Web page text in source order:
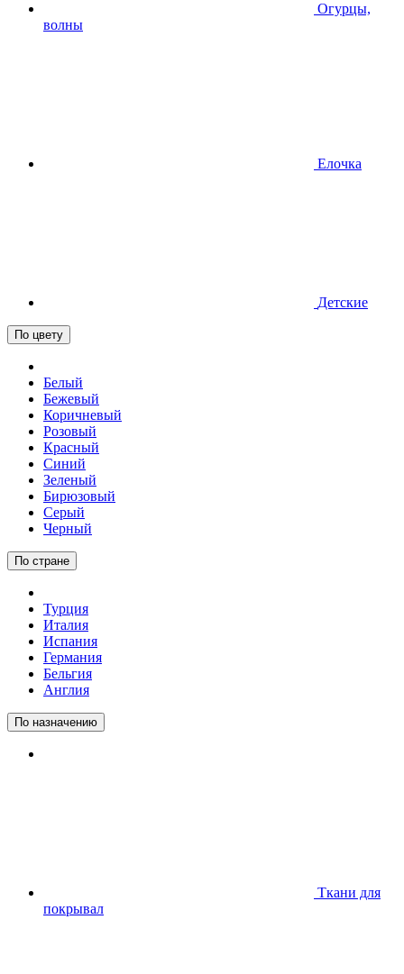
Огурцы,
волны
Елочка
Детские
По цвету
Белый
Бежевый
Коричневый
Розовый
Красный
Синий
Зеленый
Бирюзовый
Серый
Черный
По стране
Турция
Италия
Испания
Германия
Бельгия
Англия
По назначению
Ткани для
покрывал